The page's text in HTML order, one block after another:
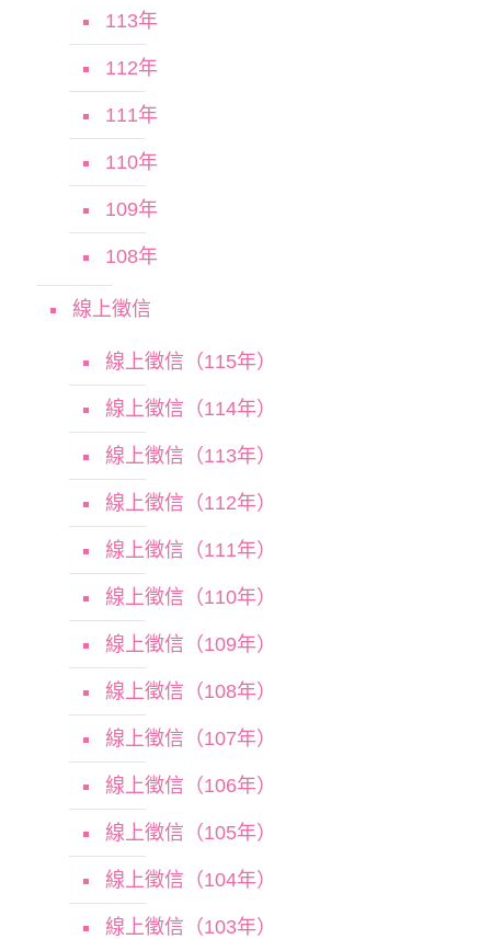
113年
112年
111年
110年
109年
108年
線上徵信
線上徵信（115年）
線上徵信（114年）
線上徵信（113年）
線上徵信（112年）
線上徵信（111年）
線上徵信（110年）
線上徵信（109年）
線上徵信（108年）
線上徵信（107年）
線上徵信（106年）
線上徵信（105年）
線上徵信（104年）
線上徵信（103年）